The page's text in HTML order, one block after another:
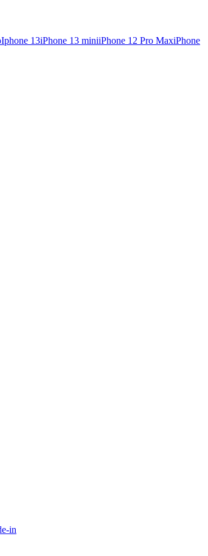
Iphone 13iPhone 13 miniiPhone 12 Pro MaxiPhone
in